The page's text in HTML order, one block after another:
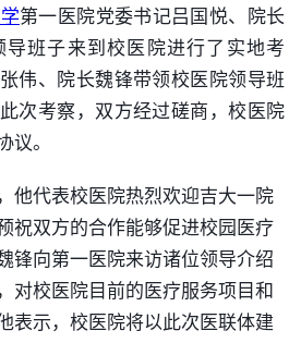
第一医院党委书记吕国悦、院长
班子来到校医院进行了实地考
伟、院长魏锋带领校医院领导班
次考察，双方经过磋商，校医院
议。
他代表校医院热烈欢迎吉大一院
祝双方的合作能够促进校园医疗
锋向第一医院来访诸位领导介绍
对校医院目前的医疗服务项目和
表示，校医院将以此次医联体建